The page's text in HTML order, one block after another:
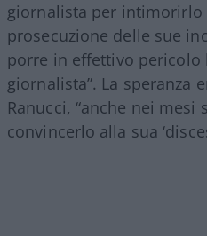
giornalista per intimorirlo
prosecuzione delle sue
porre in effettivo pericolo
giornalista”. La speranza
Ranucci, “anche nei mesi
convincerlo alla sua